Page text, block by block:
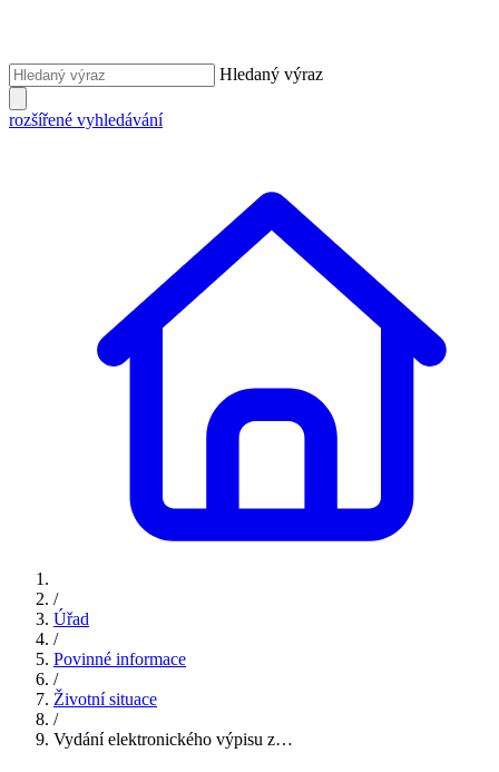
Hledaný výraz
rozšířené vyhledávání
/
Úřad
/
Povinné informace
/
Životní situace
/
Vydání elektronického výpisu z…